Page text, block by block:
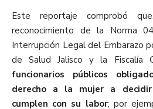
Este reportaje comprobó
reconocimiento de la Norma
Interrupción Legal del Embarazo
de Salud Jalisco y la Fiscalía
funcionarios públicos
derecho a la mujer a
cumplen con su labor; por